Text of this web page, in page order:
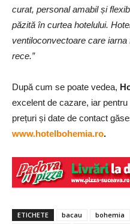
curat, personal amabil și
păzită în curtea hotelului.
ventiloconvectoare care
rece.”
După cum se poate vedea,
excelent de cazare, iar
prețuri și date de contact
www.hotelbohemia.ro.
ETICHETE bacau bohemia